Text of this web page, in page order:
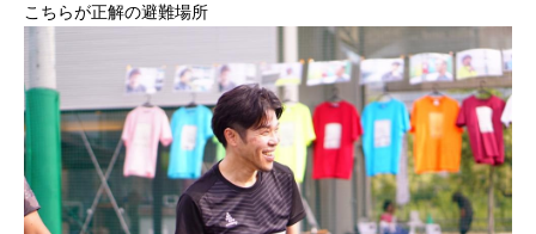
こちらが正解の避難場所